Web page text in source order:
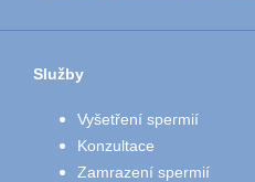
Služby
Vyšetření spermií
Konzultace
Zamrazení spermií